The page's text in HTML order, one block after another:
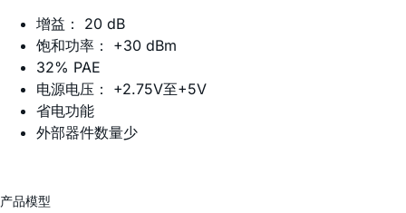
增益： 20 dB
饱和功率： +30 dBm
32% PAE
电源电压： +2.75V至+5V
省电功能
外部器件数量少
产品模型